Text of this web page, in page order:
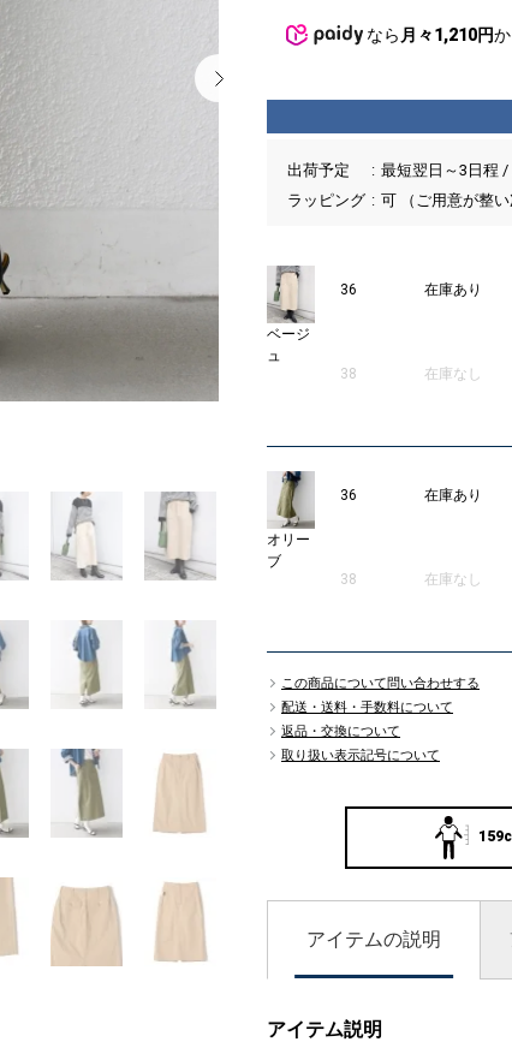
なら 月々1,210円
出荷予定
最短翌日～3日程
ラッピング
可 （ご用意が整い
ベージ
ュ
36 在庫あり
38 在庫なし
オリー
ブ
36 在庫あり
38 在庫なし
この商品について問い合わせする
配送・送料・手数料について
返品・交換について
取り扱い表示記号について
アイテムの説明
アイテム説明